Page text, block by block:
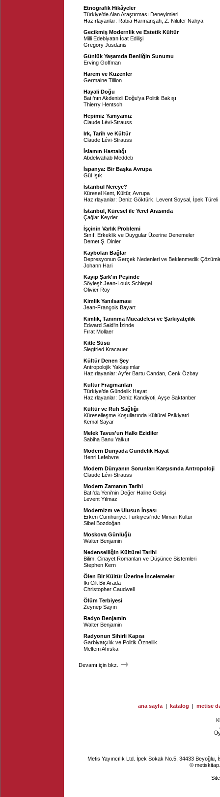
Etnografik Hikâyeler
Türkiye’de Alan Araştırması Deneyimleri
Hazırlayanlar: Rabia Harmanşah Z. Nilüfer Nahya
Gecikmiş Modernlik ve Estetik Kültür
Milli Edebiyatın İcat Edilişi
Gregory Jusdanis
Günlük Yaşamda Benliğin Sunumu
Erving Goffman
Harem ve Kuzenler
Germaine Tillion
Hayali Doğu
Batı'nın Akdenizli Doğu'ya Politik Bakışı
Thierry Hentsch
Hepimiz Yamyamız
Claude Lévi-Strauss
Irk, Tarih ve Kültür
Claude Lévi-Strauss
İslamın Hastalığı
Abdelwahab Meddeb
İspanya: Bir Başka Avrupa
Gül Işık
İstanbul Nereye?
Küresel Kent, Kültür, Avrupa
Hazırlayanlar: Deniz Göktürk Levent Soysal İpek Türeli
İstanbul, Küresel ile Yerel Arasında
Çağlar Keyder
İşçinin Varlık Problemi
Sınıf, Erkeklik ve Duygular Üzerine Denemeler
Demet Ş. Dinler
Kaybolan Bağlar
Depresyonun Gerçek Nedenleri ve Beklenmedik
Johann Hari
Kayıp Şark'ın Peşinde
Söyleşi: Jean-Louis Schlegel
Olivier Roy
Kimlik Yanılsaması
Jean-François Bayart
Kimlik, Tanınma Mücadelesi ve Şarkiyatçılık
Edward Said’in İzinde
Fırat Mollaer
Kitle Süsü
Siegfried Kracauer
Kültür Denen Şey
Antropolojik Yaklaşımlar
Hazırlayanlar: Ayfer Bartu Candan Cenk Özbay
Kültür Fragmanları
Türkiye’de Gündelik Hayat
Hazırlayanlar: Deniz Kandiyoti Ayşe Saktanber
Kültür ve Ruh Sağlığı
Küreselleşme Koşullarında Kültürel Psikiyatri
Kemal Sayar
Melek Tavus'un Halkı Ezidiler
Sabiha Banu Yalkut
Modern Dünyada Gündelik Hayat
Henri Lefebvre
Modern Dünyanın Sorunları Karşısında Antropoloji
Claude Lévi-Strauss
Modern Zamanın Tarihi
Batı'da Yeni'nin Değer Haline Gelişi
Levent Yılmaz
Modernizm ve Ulusun İnşası
Erken Cumhuriyet Türkiyesi'nde Mimari Kültür
Sibel Bozdoğan
Moskova Günlüğü
Walter Benjamin
Nedenselliğin Kültürel Tarihi
Bilim, Cinayet Romanları ve Düşünce Sistemleri
Stephen Kern
Ölen Bir Kültür Üzerine İncelemeler
İki Cilt Bir Arada
Christopher Caudwell
Ölüm Terbiyesi
Zeynep Sayın
Radyo Benjamin
Walter Benjamin
Radyonun Sihirli Kapısı
Garbiyatçılık ve Politik Öznellik
Meltem Ahıska
Devamı için bkz.
ana sayfa | katalog | metise
Metis Yayıncılık Ltd. İpek Sokak No.5, 34433
©